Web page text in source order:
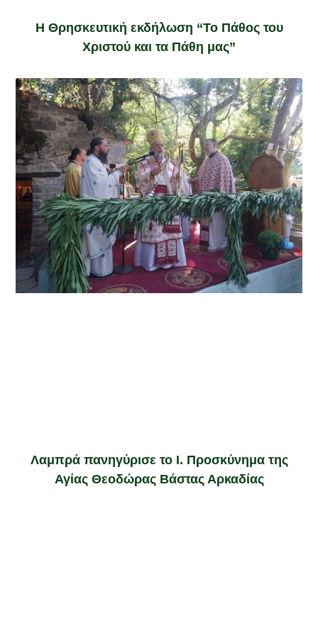
Η Θρησκευτική εκδήλωση “Το Πάθος του
Χριστού και τα Πάθη μας”
Λαμπρά πανηγύρισε το Ι. Προσκύνημα της
Αγίας Θεοδώρας Βάστας Αρκαδίας